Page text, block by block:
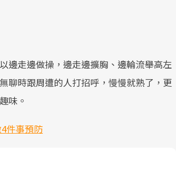
邊走邊做操，邊走邊擴胸、邊輪流舉高左
聊時跟周遭的人打招呼，慢慢就熟了，更
味。
件事預防